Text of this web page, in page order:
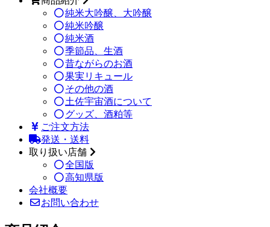
純米大吟醸、大吟醸
純米吟醸
純米酒
季節品、生酒
昔ながらのお酒
果実リキュール
その他の酒
土佐宇宙酒について
グッズ、酒粕等
ご注文方法
発送・送料
取り扱い店舗
全国版
高知県版
会社概要
お問い合わせ